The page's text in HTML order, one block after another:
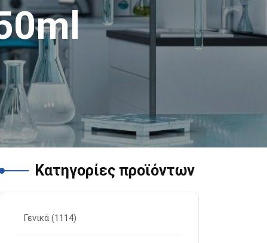
Κατηγορίες προϊόντων
Γενικά (1114)